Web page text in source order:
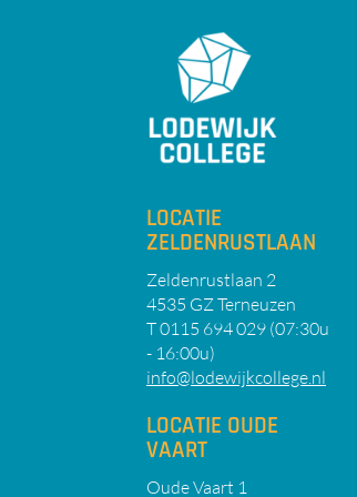
LOCATIE
ZELDENRUSTLAAN
Zeldenrustlaan 2
4535 GZ Terneuzen
T 0115 694 029 (07:30u
- 16:00u)
info@lodewijkcollege.nl
LOCATIE OUDE
VAART
Oude Vaart 1